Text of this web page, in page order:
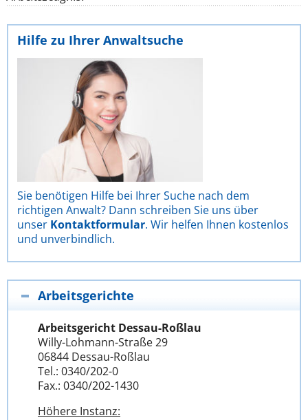
Hilfe zu Ihrer Anwaltsuche
Sie benötigen Hilfe bei Ihrer Suche nach dem
richtigen Anwalt? Dann schreiben Sie uns über
unser Kontaktformular. Wir helfen Ihnen kostenlos
und unverbindlich.
Arbeitsgerichte
Arbeitsgericht Dessau-Roßlau
Willy-Lohmann-Straße 29
06844 Dessau-Roßlau
Tel.: 0340/202-0
Fax.: 0340/202-1430
Höhere Instanz: